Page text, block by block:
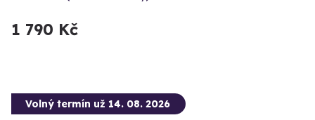
1 790 Kč
Volný termín už 14. 08. 2026